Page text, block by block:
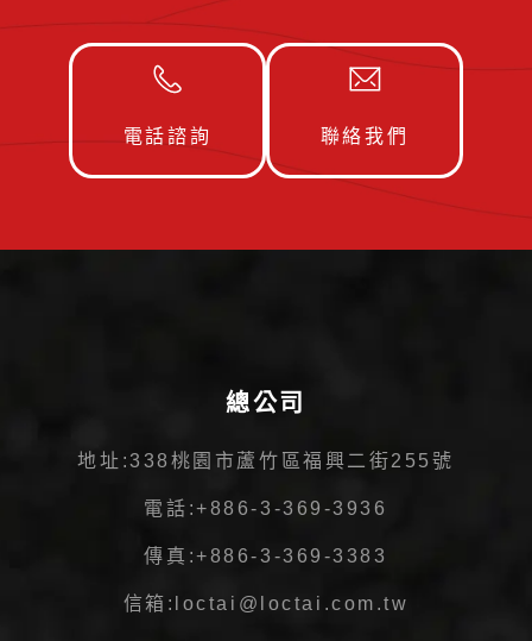
電話諮詢 聯絡我們
總公司
地址:338桃園市蘆竹區福興二街255號
電話:+886-3-369-3936
傳真:+886-3-369-3383
信箱: loctai@loctai.com.tw